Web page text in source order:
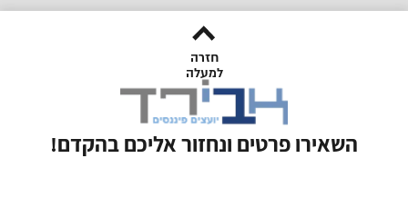
חזרה
למעלה
השאירו פרטים ונחזור אליכם בהקדם!